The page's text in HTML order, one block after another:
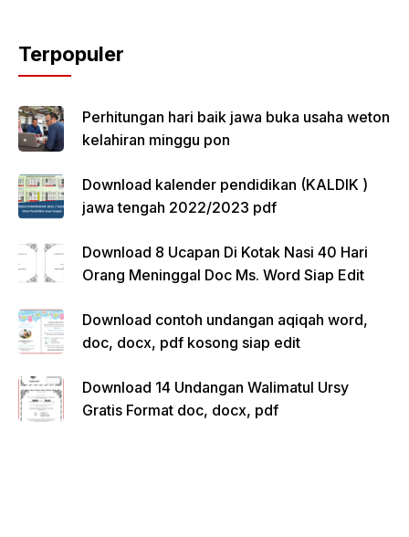
Terpopuler
Perhitungan hari baik jawa buka usaha weton
kelahiran minggu pon
Download kalender pendidikan (KALDIK )
jawa tengah 2022/2023 pdf
Download 8 Ucapan Di Kotak Nasi 40 Hari
Orang Meninggal Doc Ms. Word Siap Edit
Download contoh undangan aqiqah word,
doc, docx, pdf kosong siap edit
Download 14 Undangan Walimatul Ursy
Gratis Format doc, docx, pdf